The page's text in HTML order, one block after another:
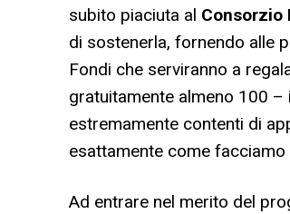
subito piaciuta al Consorzio
di sostenerla, fornendo alle
Fondi che serviranno a
gratuitamente almeno 100
estremamente contenti di
esattamente come facciamo
Ad entrare nel merito del